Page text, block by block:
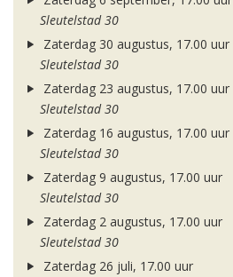
Sleutelstad 30
Zaterdag 30 augustus, 17.00 uur
Sleutelstad 30
Zaterdag 23 augustus, 17.00 uur
Sleutelstad 30
Zaterdag 16 augustus, 17.00 uur
Sleutelstad 30
Zaterdag 9 augustus, 17.00 uur
Sleutelstad 30
Zaterdag 2 augustus, 17.00 uur
Sleutelstad 30
Zaterdag 26 juli, 17.00 uur